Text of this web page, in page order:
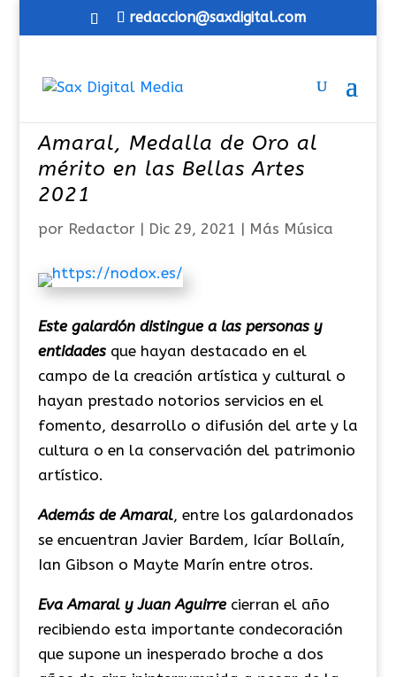
redaccion@saxdigital.com
Amaral, Medalla de Oro al
mérito en las Bellas Artes
2021
por Redactor| Dic 29, 2021 | Más Música
Este galardón distingue a las personas y
entidadesque hayan destacado en el
campo de la creación artística y cultural o
hayan prestado notorios servicios en el
fomento, desarrollo o difusión del arte y la
cultura o en la conservación del patrimonio
artístico.
Además de Amaral, entre los galardonados
se encuentran Javier Bardem, Icíar Bollaín,
Ian Gibson o Mayte Marín entre otros.
Eva Amaral y Juan Aguirrecierran el año
recibiendo esta importante condecoración
que supone un inesperado broche a dos